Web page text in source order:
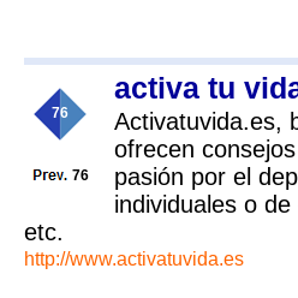
76
76
activa tu
Activatuvida.es,
ofrecen
pasión por el
individuales o
etc.
http://www.activatuvida.es